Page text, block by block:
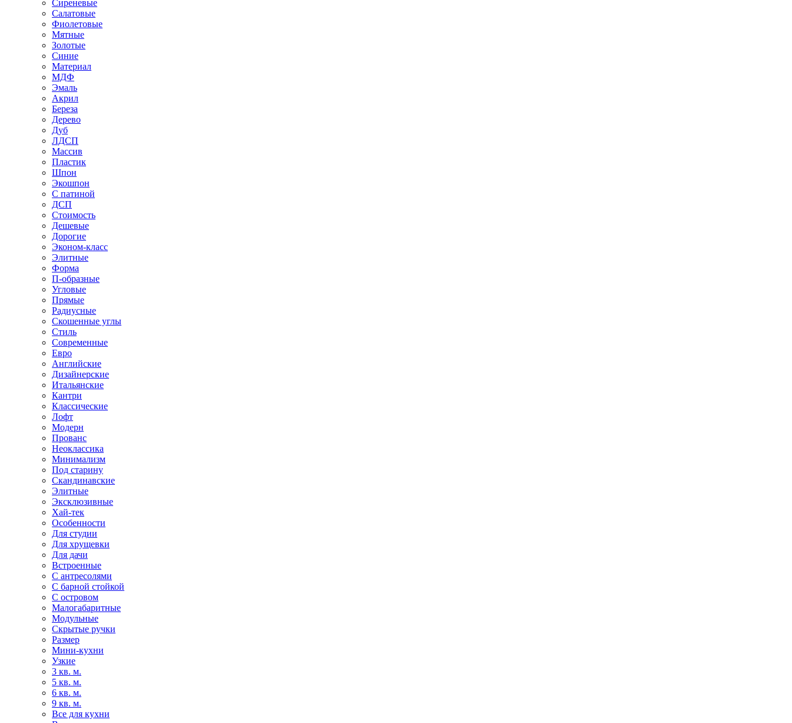
Сиреневые
Салатовые
Фиолетовые
Мятные
Золотые
Синие
Материал
МДФ
Эмаль
Акрил
Береза
Дерево
Дуб
ЛДСП
Массив
Пластик
Шпон
Экошпон
С патиной
ДСП
Стоимость
Дешевые
Дорогие
Эконом-класс
Элитные
Форма
П-образные
Угловые
Прямые
Радиусные
Скошенные углы
Стиль
Современные
Евро
Английские
Дизайнерские
Итальянские
Кантри
Классические
Лофт
Модерн
Прованс
Неоклассика
Минимализм
Под старину
Скандинавские
Элитные
Эксклюзивные
Хай-тек
Особенности
Для студии
Для хрущевки
Для дачи
Встроенные
С антресолями
С барной стойкой
С островом
Малогабаритные
Модульные
Скрытые ручки
Размер
Мини-кухни
Узкие
3 кв. м.
5 кв. м.
6 кв. м.
9 кв. м.
Все для кухни